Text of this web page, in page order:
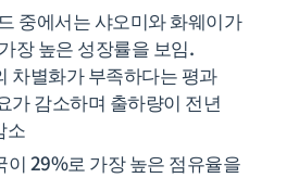
중에서는 샤오미와 화웨이가
장 높은 성장률을 보임.
차별화가 부족하다는 평과
가 감소하며 출하량이 전년
소
이 29%로 가장 높은 점유율을